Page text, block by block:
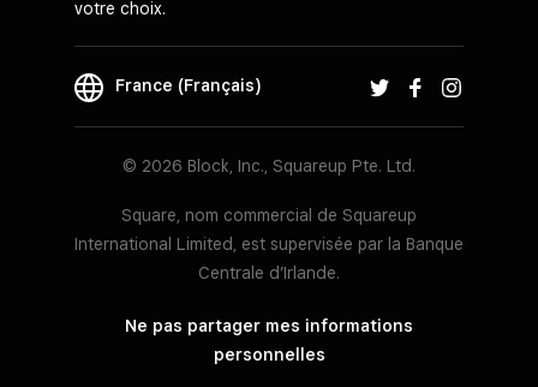
votre choix.
France (Français)
© 2026 Block, Inc., Squareup Pte. Ltd.
Square, nom commercial de Squareup
International Limited, est supervisée par la Banque
Centrale d’Irlande.
Ne pas partager mes informations
personnelles